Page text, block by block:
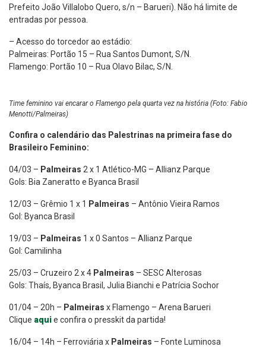
Prefeito João Villalobo Quero, s/n – Barueri). Não há limite de
entradas por pessoa.
– Acesso do torcedor ao estádio:
Palmeiras: Portão 15 – Rua Santos Dumont, S/N.
Flamengo: Portão 10 – Rua Olavo Bilac, S/N.
Time feminino vai encarar o Flamengo pela quarta vez na história (Foto: Fabio
Menotti/Palmeiras)
Confira o calendário das Palestrinas na primeira fase do
Brasileiro Feminino:
04/03 – Palmeiras 2 x 1 Atlético-MG – Allianz Parque
Gols: Bia Zaneratto e Byanca Brasil
12/03 – Grêmio 1 x 1 Palmeiras – Antônio Vieira Ramos
Gol: Byanca Brasil
19/03 – Palmeiras 1 x 0 Santos – Allianz Parque
Gol: Camilinha
25/03 – Cruzeiro 2 x 4 Palmeiras – SESC Alterosas
Gols: Thaís, Byanca Brasil, Julia Bianchi e Patrícia Sochor
01/04 – 20h – Palmeiras x Flamengo – Arena Barueri
Clique aquie confira o presskit da partida!
16/04 – 14h – Ferroviária x Palmeiras – Fonte Luminosa